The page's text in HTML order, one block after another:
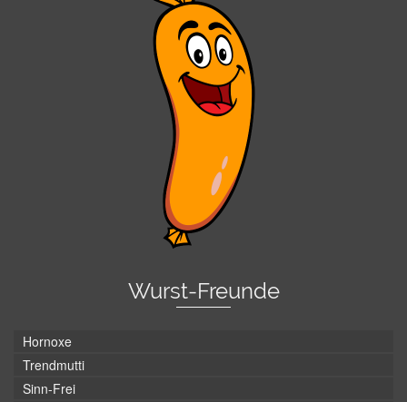
Wurst-Freunde
Hornoxe
Trendmutti
Sinn-Frei